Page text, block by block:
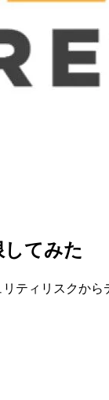
てみた
ィリスクから